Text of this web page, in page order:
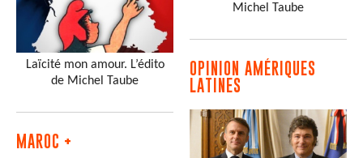
Laïcité mon amour. L’édito
de Michel Taube
MAROC +
Michel Taube
OPINION AMÉRIQUES
LATINES